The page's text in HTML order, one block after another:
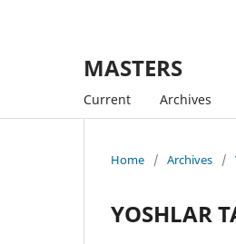
MASTERS
Current Archives
Home / Archives /
YOSHLAR